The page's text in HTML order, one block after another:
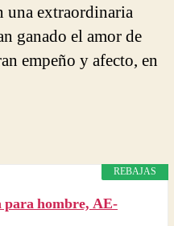
una extraordinaria
ganado el amor de
empeño y afecto, en
REBAJAS
para hombre, AE-